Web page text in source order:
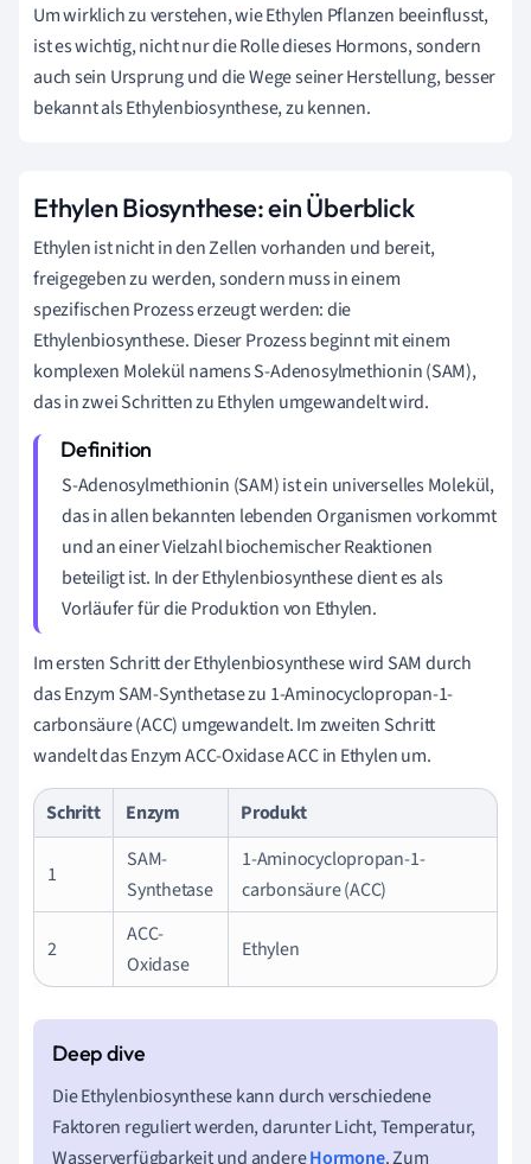
Um wirklich zu verstehen, wie Ethylen Pflanzen beeinflusst,
ist es wichtig, nicht nur die Rolle dieses Hormons, sondern
auch sein Ursprung und die Wege seiner Herstellung, besser
bekannt als Ethylenbiosynthese, zu kennen.
Ethylen Biosynthese: ein Überblick
Ethylen ist nicht in den Zellen vorhanden und bereit,
freigegeben zu werden, sondern muss in einem
spezifischen Prozess erzeugt werden: die
Ethylenbiosynthese. Dieser Prozess beginnt mit einem
komplexen Molekül namens S-Adenosylmethionin (SAM),
das in zwei Schritten zu Ethylen umgewandelt wird.
S-Adenosylmethionin (SAM) ist ein universelles Molekül,
das in allen bekannten lebenden Organismen vorkommt
und an einer Vielzahl biochemischer Reaktionen
beteiligt ist. In der Ethylenbiosynthese dient es als
Vorläufer für die Produktion von Ethylen.
Im ersten Schritt der Ethylenbiosynthese wird SAM durch
das Enzym SAM-Synthetase zu 1-Aminocyclopropan-1-
carbonsäure (ACC) umgewandelt. Im zweiten Schritt
wandelt das Enzym ACC-Oxidase ACC in Ethylen um.
Schritt Enzym Produkt
1
SAM-
Synthetase
1-Aminocyclopropan-1-
carbonsäure (ACC)
2
ACC-
Oxidase
Ethylen
Die Ethylenbiosynthese kann durch verschiedene
Faktoren reguliert werden, darunter Licht, Temperatur,
Wasserverfügbarkeit und andereHormone. Zum